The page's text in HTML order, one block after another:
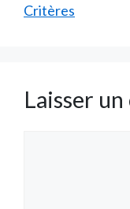
Critères
Laisser